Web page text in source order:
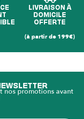
LIVRAISON À
DOMICILE
OFFERTE
(à partir de 199€)
nos promotions avant